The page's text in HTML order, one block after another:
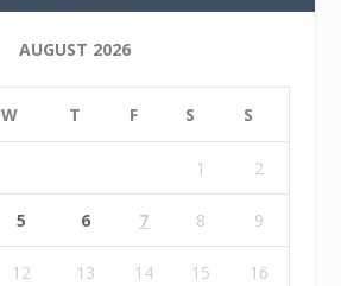
AUGUST 2026
W T F S S
1 2
5 6 7 8 9
12 13 14 15 16